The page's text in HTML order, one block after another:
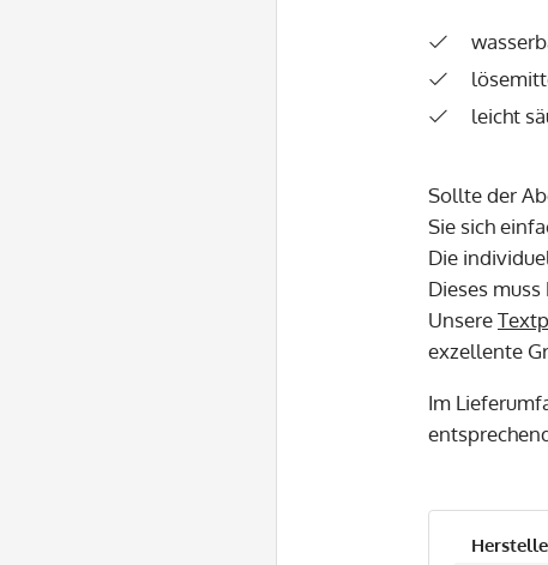
leicht
Sollte der
Sie sich
Die
Dieses muss
Unsere
exzellente
Im